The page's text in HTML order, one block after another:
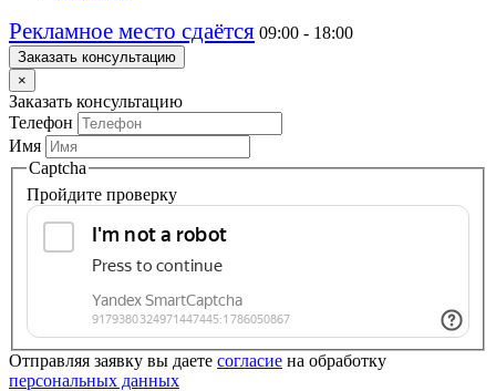
Рекламное место сдаётся 09:00 - 18:00
Заказать консультацию
×
Заказать консультацию
Телефон
Имя
Captcha
Пройдите проверку
Отправляя заявку вы даете согласие на обработку
персональных данных